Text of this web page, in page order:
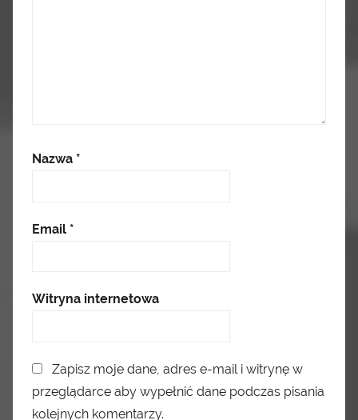
Nazwa *
Email *
Witryna internetowa
Zapisz moje dane, adres e-mail i witrynę w
przeglądarce aby wypełnić dane podczas pisania
kolejnych komentarzy.